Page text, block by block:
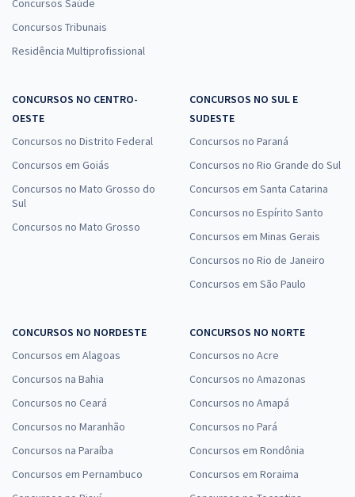
Concursos Saúde
Concursos Tribunais
Residência Multiprofissional
CONCURSOS NO CENTRO-
OESTE
Concursos no Distrito Federal
Concursos em Goiás
Concursos no Mato Grosso do
Sul
Concursos no Mato Grosso
CONCURSOS NO SUL E
SUDESTE
Concursos no Paraná
Concursos no Rio Grande do Sul
Concursos em Santa Catarina
Concursos no Espírito Santo
Concursos em Minas Gerais
Concursos no Rio de Janeiro
Concursos em São Paulo
CONCURSOS NO NORDESTE
Concursos em Alagoas
Concursos na Bahia
Concursos no Ceará
Concursos no Maranhão
Concursos na Paraíba
Concursos em Pernambuco
CONCURSOS NO NORTE
Concursos no Acre
Concursos no Amazonas
Concursos no Amapá
Concursos no Pará
Concursos em Rondônia
Concursos em Roraima